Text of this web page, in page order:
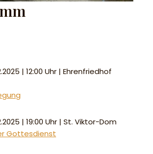
| 12:00 Uhr | Ehrenfriedhof
| 19:00 Uhr | St. Viktor-Dom
Gottesdienst